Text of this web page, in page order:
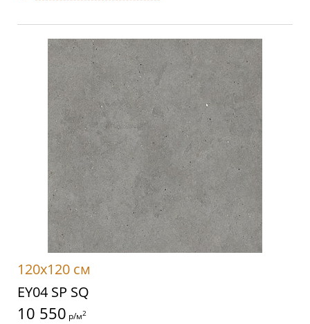
120x120 см
EY04 SP SQ
10 550 р/м2